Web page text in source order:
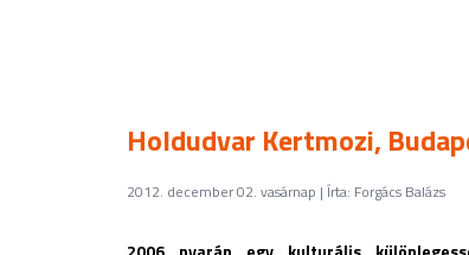
Holdudvar Kertmozi,
2012. december 02. vasárnap | Írta: Forgács Balázs